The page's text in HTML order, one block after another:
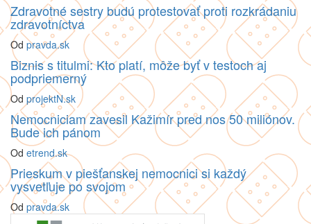
Zdravotné sestry budú protestovať proti rozkrádaniu
zdravotníctva
Od pravda.sk
Biznis s titulmi: Kto platí, môže byť v testoch aj
podpriemerný
Od projektN.sk
Nemocniciam zavesil Kažimír pred nos 50 miliónov.
Bude ich pánom
Od etrend.sk
Prieskum v piešťanskej nemocnici si každý
vysvetľuje po svojom
Od pravda.sk